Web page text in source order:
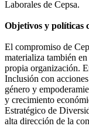
Laborales de Cepsa.
Objetivos y políticas
El compromiso de
materializa también
propia organización.
Inclusión con
género y
y crecimiento
Estratégico de
alta dirección de la